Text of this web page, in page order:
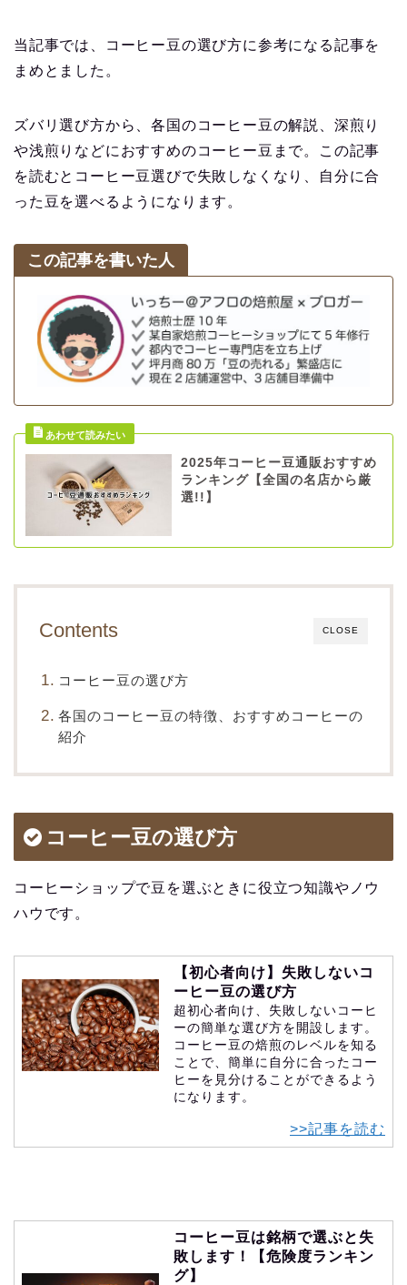
当記事では、コーヒー豆の選び方に参考になる記事を
まめとました。
ズバリ選び方から、各国のコーヒー豆の解説、深煎り
や浅煎りなどにおすすめのコーヒー豆まで。この記事
を読むとコーヒー豆選びで失敗しなくなり、自分に合
った豆を選べるようになります。
この記事を書いた人
2025年コーヒー豆通販おすすめ
ランキング【全国の名店から厳
選!!】
CLOSE
Contents
コーヒー豆の選び方
各国のコーヒー豆の特徴、おすすめコーヒーの
紹介
コーヒー豆の選び方
コーヒーショップで豆を選ぶときに役立つ知識やノウ
ハウです。
【初心者向け】失敗しないコ
ーヒー豆の選び方
超初心者向け、失敗しないコーヒ
ーの簡単な選び方を開設します。
コーヒー豆の焙煎のレベルを知る
ことで、簡単に自分に合ったコー
ヒーを見分けることができるよう
になります。
>>記事を読む
コーヒー豆は銘柄で選ぶと失
敗します！【危険度ランキン
グ】